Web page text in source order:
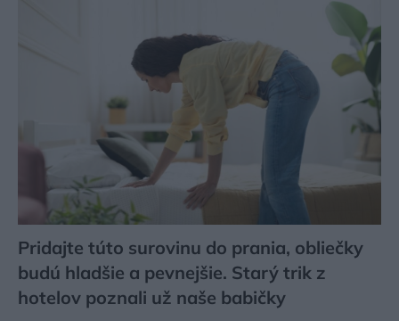
Pridajte túto surovinu do prania, obliečky
budú hladšie a pevnejšie. Starý trik z
hotelov poznali už naše babičky